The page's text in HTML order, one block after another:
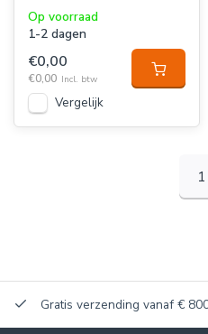
Op voorraad
1-2 dagen
€0,00
€0,00 Incl. btw
Vergelijk
1
Gratis verzending vanaf €